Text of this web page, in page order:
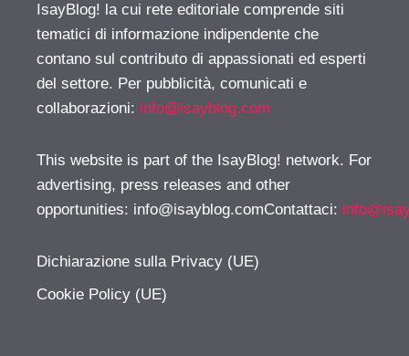
IsayBlog! la cui rete editoriale comprende siti
tematici di informazione indipendente che
contano sul contributo di appassionati ed esperti
del settore. Per pubblicità, comunicati e
collaborazioni: info@isayblog.com
This website is part of the IsayBlog! network. For
advertising, press releases and other
opportunities: info@isayblog.comContattaci:
Dichiarazione sulla Privacy (UE)
Cookie Policy (UE)